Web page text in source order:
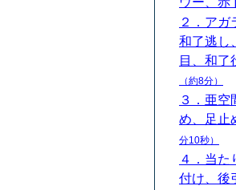
２．アガ
和了逃し
目、和
（約8分）
３．亜空
め、足止
分10秒）
４．当た
付け、後